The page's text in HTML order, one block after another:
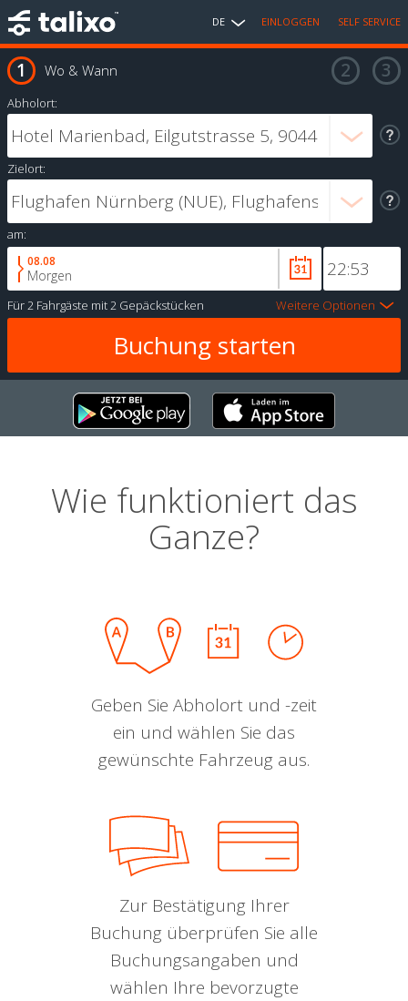
DE EINLOGGEN SELF SERVICE
Wo & Wann
Abholort:
Zielort:
am:
08.08
Morgen
Für2 Fahrgäste mit2 Gepäckstücken Weitere Optionen
Wie funktioniert das
Ganze?
Geben Sie Abholort und -zeit
ein und wählen Sie das
gewünschte Fahrzeug aus.
Zur Bestätigung Ihrer
Buchung überprüfen Sie alle
Buchungsangaben und
wählen Ihre bevorzugte